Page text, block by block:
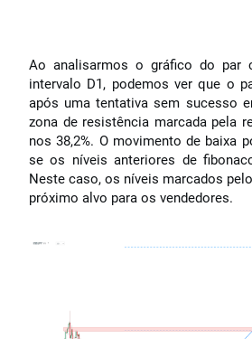
Ao analisarmos o gráfico do par
intervalo D1, podemos ver que o
após uma tentativa sem sucesso
zona de resistência marcada pela
nos 38,2%. O movimento de baixa
se os níveis anteriores de
Neste caso, os níveis marcados
próximo alvo para os vendedores.